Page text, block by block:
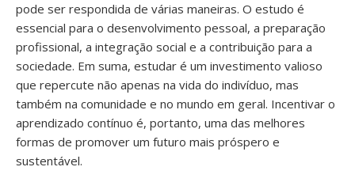
pode ser respondida de várias maneiras. O estudo é
essencial para o desenvolvimento pessoal, a preparação
profissional, a integração social e a contribuição para a
sociedade. Em suma, estudar é um investimento valioso
que repercute não apenas na vida do indivíduo, mas
também na comunidade e no mundo em geral. Incentivar o
aprendizado contínuo é, portanto, uma das melhores
formas de promover um futuro mais próspero e
sustentável.